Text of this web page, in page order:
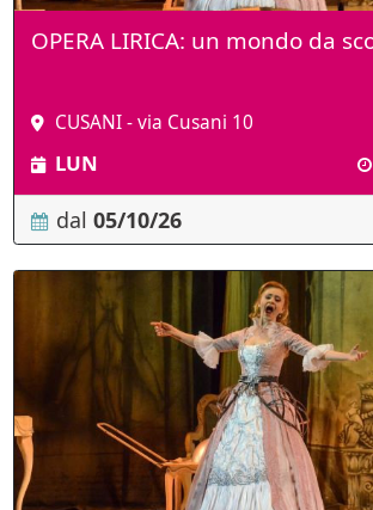
OPERA LIRICA: un mondo da
CUSANI - via Cusani 10
LUN
dal 05/10/26